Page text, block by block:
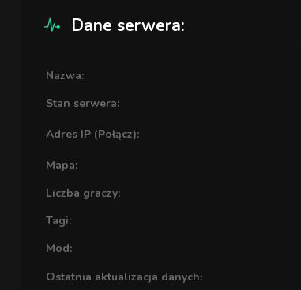
Dane serwera:
Nazwa:
Stan serwera:
Adres IP (Połącz):
Mapa:
Liczba graczy:
Tagi:
Mod:
Ostatnia aktualizacja danych: